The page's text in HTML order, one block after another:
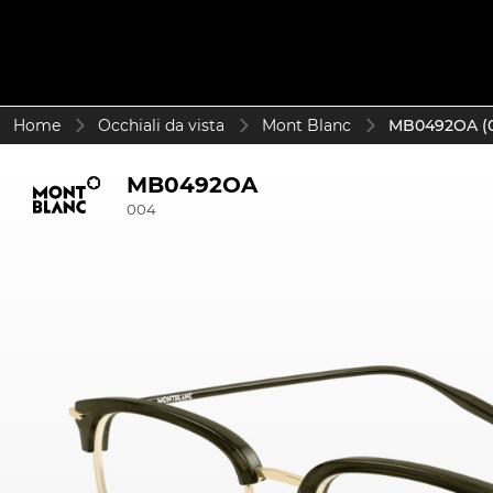
Home Occhiali da vista Mont Blanc MB0492OA
MB0492OA
004